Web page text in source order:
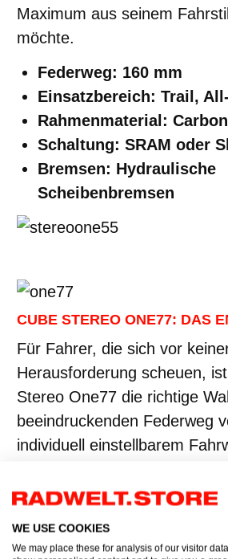
Maximum aus seinem
möchte.
Federweg: 160 mm
Einsatzbereich: Trail,
Rahmenmaterial:
Schaltung: SRAM oder
Bremsen: Hydraulische
Scheibenbremsen
CUBE STEREO ONE77: DAS
Für Fahrer, die sich vor
Herausforderung scheuen,
Stereo One77 die richtige
beeindruckenden Federweg
individuell einstellbarem
Abfahrten und extrem
Enduro-Biest.Es bietet dir
WE USE COOKIES
We may place these for analysis of our visitor